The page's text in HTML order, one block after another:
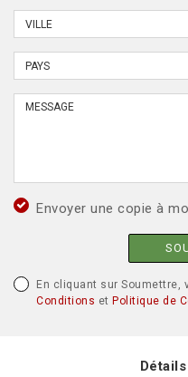
Envoyer une copie à
En cliquant sur Soumettre,
Conditions et Politique de